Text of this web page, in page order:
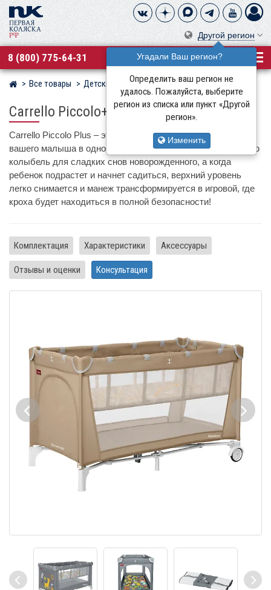
Другой регион
Угадали Ваш регион?
Определить ваш регион не
удалось. Пожалуйста, выберите
регион из списка или пункт «Другой
регион».
Изменить
8 (800) 775-64-31
Магазин детских колясок
Все товары Детские манежи Манежи-кровати Carrello
Carrello Piccolo+
Carrello Piccolo Plus – это кроватка и игровой манеж для
вашего малыша в одном изделии! Используйте компактную
колыбель для сладких снов новорожденного, а когда
ребенок подрастет и начнет садиться, верхний уровень
легко снимается и манеж трансформируется в игровой, где
кроха будет находиться в полной безопасности!
Комплектация Характеристики Аксессуары
Отзывы и оценки Консультация